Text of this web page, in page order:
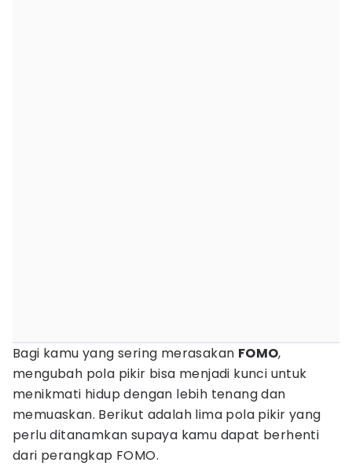
Bagi kamu yang sering merasakan FOMO,
mengubah pola pikir bisa menjadi kunci untuk
menikmati hidup dengan lebih tenang dan
memuaskan. Berikut adalah lima pola pikir yang
perlu ditanamkan supaya kamu dapat berhenti
dari perangkap FOMO.